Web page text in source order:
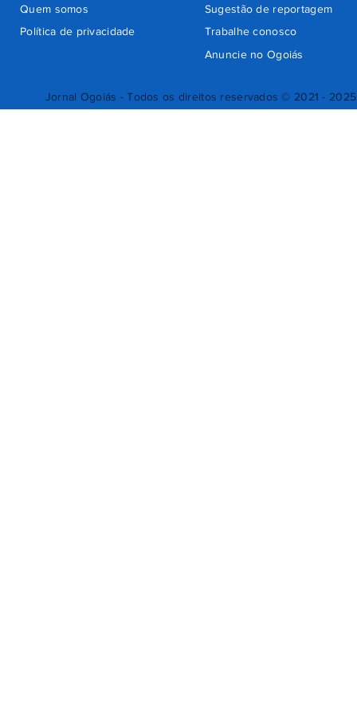
Jornal Ogoiás - Todos os direitos reservados © 2021 - 2025
Quem somos
Sugestão de reportagem
Trabalhe conosco
Política de privacidade
Anuncie no Ogoiás